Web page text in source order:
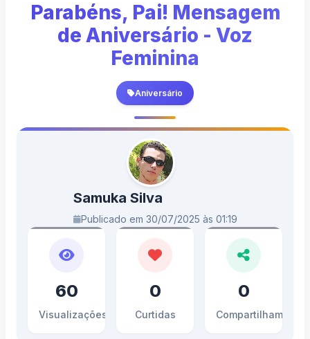
Parabéns, Pai! Mensagem
de Aniversário - Voz
Feminina
Aniversário
Samuka Silva
Publicado em 30/07/2025 às 01:19
60
Visualizações
0
Curtidas
0
Compartilhamentos